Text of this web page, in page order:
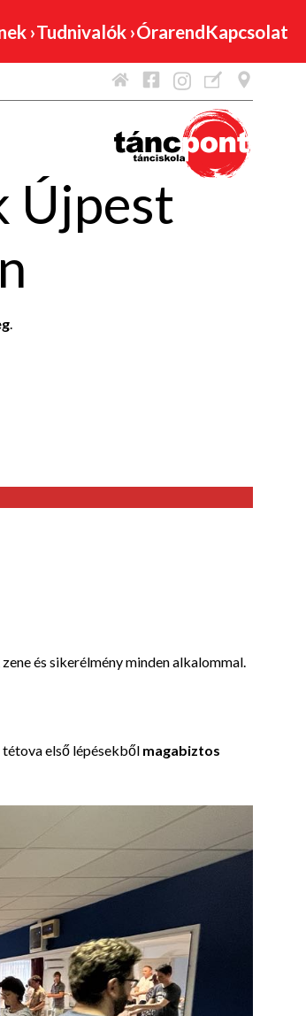
›Tudnivalók ›ÓrarendKapcsolat
Újpest
.
és sikerélmény minden alkalommal.
tétova első lépésekből magabiztos